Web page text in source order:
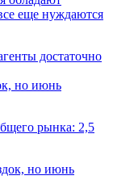
еще нуждаются
но июнь
рынка: 2,5